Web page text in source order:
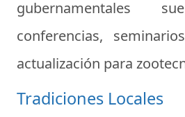
gubernamentales
conferencias,
actualización para
Tradiciones Locales